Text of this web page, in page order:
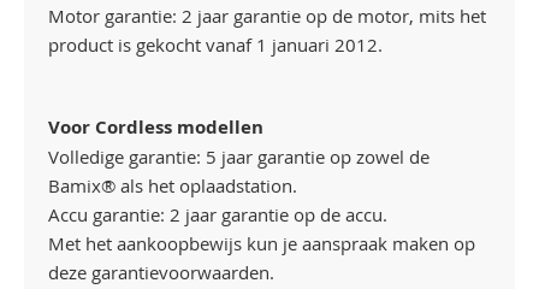
Motor garantie: 2 jaar garantie op de motor, mits het
product is gekocht vanaf 1 januari 2012.
Voor Cordless modellen
Volledige garantie: 5 jaar garantie op zowel de
Bamix® als het oplaadstation.
Accu garantie: 2 jaar garantie op de accu.
Met het aankoopbewijs kun je aanspraak maken op
deze garantievoorwaarden.